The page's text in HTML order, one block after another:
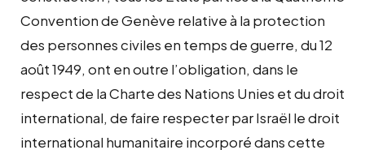
Convention de Genève relative à la protection
des personnes civiles en temps de guerre, du 12
août 1949, ont en outre l’obligation, dans le
respect de la Charte des Nations Unies et du droit
international, de faire respecter par Israël le droit
international humanitaire incorporé dans cette